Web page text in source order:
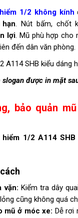
1/2 không kính
. Nút bấm, chốt
lợi. Mũ phù hợp cho
đến dân văn phòng.
slogan được in mặt
bảo quản
hiểm 1/2 A114 SHB
vặn: Kiểm tra dây
cũng không quá
mũ ở móc xe: Dễ rơi